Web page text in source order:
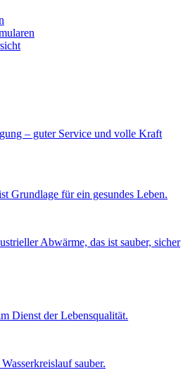
– guter Service und volle Kraft
Grundlage für ein gesundes Leben.
Abwärme, das ist sauber, sicher
Dienst der Lebensqualität.
sauber.